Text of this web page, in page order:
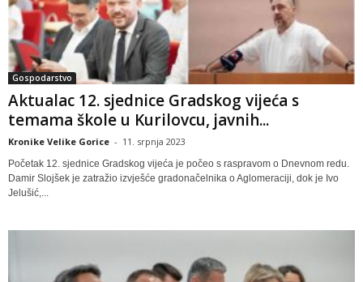
Gospodarstvo
Aktualac 12. sjednice Gradskog vijeća s
temama škole u Kurilovcu, javnih...
Kronike Velike Gorice - 11. srpnja 2023
Početak 12. sjednice Gradskog vijeća je počeo s raspravom o Dnevnom redu.
Damir Slojšek je zatražio izvješće gradonačelnika o Aglomeraciji, dok je Ivo
Jelušić,...